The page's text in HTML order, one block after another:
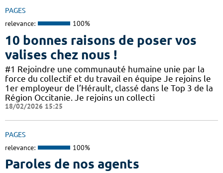
PAGES
relevance: 100%
10 bonnes raisons de poser vos
valises chez nous !
#1 Rejoindre une communauté humaine unie par la
force du collectif et du travail en équipe Je rejoins le
1er employeur de l’Hérault, classé dans le Top 3 de la
Région Occitanie. Je rejoins un collecti
18/02/2026 15:25
PAGES
relevance: 100%
Paroles de nos agents